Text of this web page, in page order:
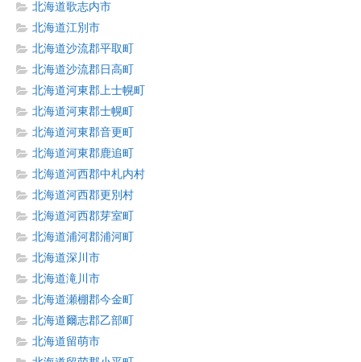
北海道歌志内市
北海道江別市
北海道沙流郡平取町
北海道沙流郡日高町
北海道河東郡上士幌町
北海道河東郡士幌町
北海道河東郡音更町
北海道河東郡鹿追町
北海道河西郡中札内村
北海道河西郡更別村
北海道河西郡芽室町
北海道浦河郡浦河町
北海道深川市
北海道滝川市
北海道瀬棚郡今金町
北海道爾志郡乙部町
北海道留萌市